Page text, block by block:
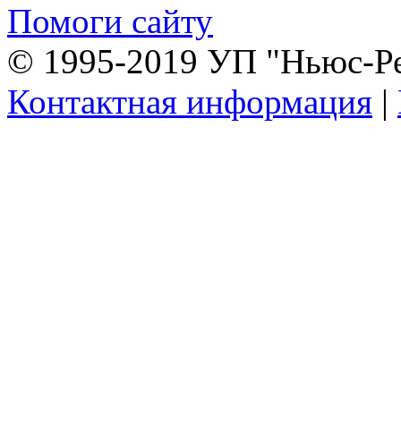
Помоги сайту
© 1995-2019 УП "Ньюс-
Контактная информация |